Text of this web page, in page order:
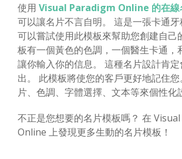
使用 Visual Paradigm Online 的在線
可以讓名片不言自明。 這是一張卡通
可以嘗試使用此模板來幫助您創建自己
板有一個黃色的色調，一個醫生卡通，
讓你輸入你的信息。 這種名片設計肯
出。 此模板將使您的客戶更好地記住
片、色調、字體選擇、文本等來個性化
不正是您想要的名片模板嗎？ 在
Online 上發現更多生動的名片模板！